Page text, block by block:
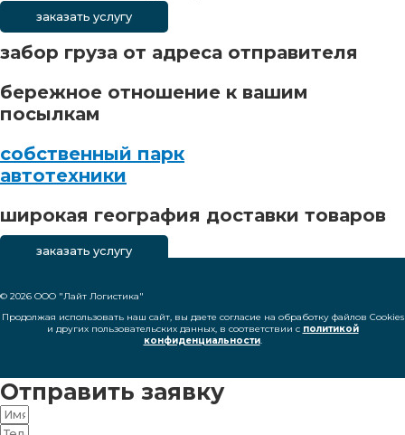
заказать услугу
забор груза от адреса отправителя
бережное отношение к вашим
посылкам
cобственный парк
автотехники
широкая география доставки товаров
заказать услугу
© 2026 ООО "Лайт Логистика"
Продолжая использовать наш сайт, вы даете согласие на обработку файлов Cookies
и других пользовательских данных, в соответствии с политикой
конфиденциальности.
Отправить заявку